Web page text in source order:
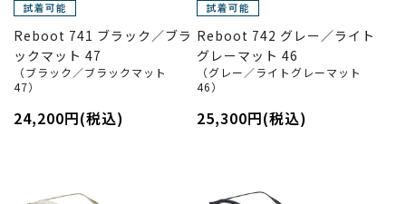
Reboot 741 ブラック／ブラ
ックマット 47
（ブラック／ブラックマット
47）
24,200円(税込)
Reboot 742 グレー／ライト
グレーマット 46
（グレー／ライトグレーマット
46）
25,300円(税込)